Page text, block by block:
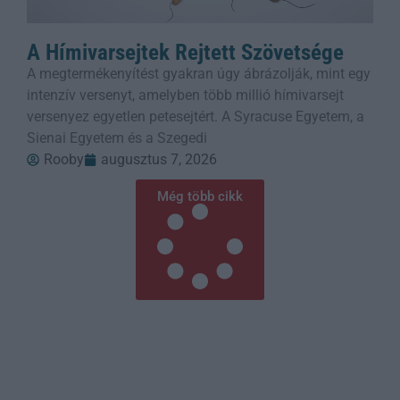
A Hímivarsejtek Rejtett Szövetsége
A megtermékenyítést gyakran úgy ábrázolják, mint egy
intenzív versenyt, amelyben több millió hímivarsejt
versenyez egyetlen petesejtért. A Syracuse Egyetem, a
Sienai Egyetem és a Szegedi
Rooby
augusztus 7, 2026
Még több cikk